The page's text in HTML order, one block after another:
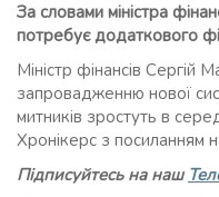
За словами міністра
потребує додаткового
Міністр фінансів
запровадженню нової
митників зростуть в
Хронікерс з посиланням
Підписуйтесь на наш